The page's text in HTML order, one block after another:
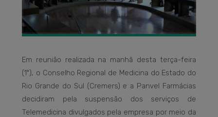
Em reunião realizada na manhã desta terça-feira
(1º), o Conselho Regional de Medicina do Estado do
Rio Grande do Sul (Cremers) e a Panvel Farmácias
decidiram pela suspensão dos serviços de
Telemedicina divulgados pela empresa por meio da